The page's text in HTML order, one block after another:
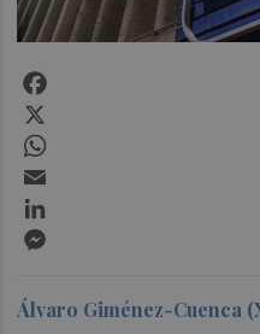
Álvaro Giménez-Cuenca